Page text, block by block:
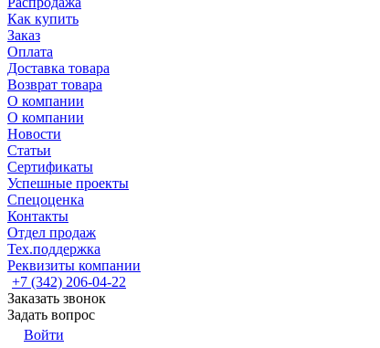
Как купить
Заказ
Оплата
Доставка товара
Возврат товара
О компании
О компании
Новости
Статьи
Сертификаты
Успешные проекты
Спецоценка
Контакты
Отдел продаж
Тех.поддержка
Реквизиты компании
+7 (342) 206-04-22
Заказать звонок
Задать вопрос
Войти